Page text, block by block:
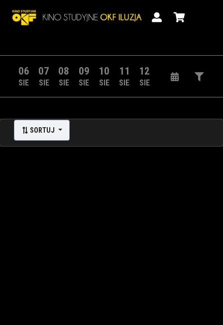
06
SIE
07
SIE
08
SIE
09
SIE
10
SIE
11
SIE
12
SIE
SORTUJ